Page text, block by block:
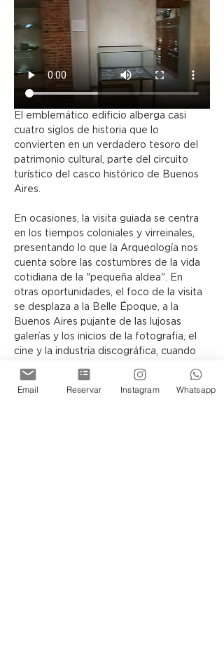
El emblemático edificio alberga casi
cuatro siglos de historia que lo
convierten en un verdadero tesoro del
patrimonio cultural, parte del circuito
turístico del casco histórico de Buenos
Aires.
En ocasiones, la visita guiada se centra
en los tiempos coloniales y virreinales,
presentando lo que la Arqueología nos
cuenta sobre las costumbres de la vida
cotidiana de la "pequeña aldea". En
otras oportunidades, el foco de la visita
se desplaza a la Belle Époque, a la
Buenos Aires pujante de las lujosas
galerías y los inicios de la fotografia, el
cine y la industria discográfica, cuando
Glüksmann impulsaron la carrera de
artistas tan destacados como Carlos
Email Reservar Instagram Whatsapp